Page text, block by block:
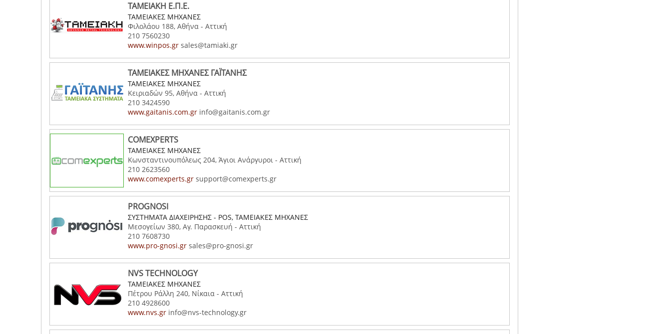
ΤΑΜΕΙΑΚΗ Ε.Π.Ε.
ΤΑΜΕΙΑΚΕΣ ΜΗΧΑΝΕΣ
Φιλολάου 188, Αθήνα - Αττική
210 7560230
www.winpos.gr sales@tamiaki.gr
ΤΑΜΕΙΑΚΕΣ ΜΗΧΑΝΕΣ ΓΑΪΤΑΝΗΣ
ΤΑΜΕΙΑΚΕΣ ΜΗΧΑΝΕΣ
Κειριαδών 95, Αθήνα - Αττική
210 3424590
www.gaitanis.com.gr info@gaitanis.com.gr
COMEXPERTS
ΤΑΜΕΙΑΚΕΣ ΜΗΧΑΝΕΣ
Κωνσταντινουπόλεως 204, Άγιοι Ανάργυροι - Αττική
210 2623560
www.comexperts.gr support@comexperts.gr
PROGNOSI
ΣΥΣΤΗΜΑΤΑ ΔΙΑΧΕΙΡΗΣΗΣ - POS, ΤΑΜΕΙΑΚΕΣ ΜΗΧΑΝΕΣ
Μεσογείων 380, Αγ. Παρασκευή - Αττική
210 7608730
www.pro-gnosi.gr sales@pro-gnosi.gr
NVS TECHNOLOGY
ΤΑΜΕΙΑΚΕΣ ΜΗΧΑΝΕΣ
Πέτρου Ράλλη 240, Νίκαια - Αττική
210 4928600
www.nvs.gr info@nvs-technology.gr